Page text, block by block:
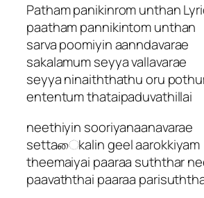
Patham panikinrom unthan
paatham pannikintom unthan
sarva poomiyin aanndavarae
sakalamum seyya vallavarae
seyya ninaiththathu oru
ententum thataipaduvathillai
neethiyin sooriyanaanavarae
settaைkalin geel aarokkiyam
theemaiyai paaraa suththar
paavaththai paaraa